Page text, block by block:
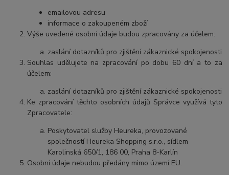
emailovou adresu
informace o zakoupeném zboží
Výše uvedené osobní údaje budou zpracovány za účelem:
zaslání dotazníků pro zjištění zákaznické spokojenosti
Souhlas udělujete na zpracování po dobu 60 dní a to za
účelem:
zaslání dotazníků pro zjištění zákaznické spokojenosti
Ke zpracování těchto osobních údajů Správce využívá tyto
Zpracovatele:
Poskytovatel služby Heureka, provozované
společností Heureka Shopping s.r.o., sídlem
Karolinská 650/1, 186 00, Praha 8-Karlín
Osobní údaje nebudou předány mimo území EU.